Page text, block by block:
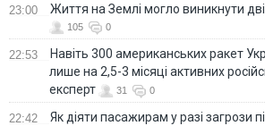
23:00 Життя на Землі могло виникнути
105 0
22:53
Навіть 300 американських ракет
лише на 2,5-3 місяці активних
експерт
31 0
22:42
Як діяти пасажирам у разі загрози